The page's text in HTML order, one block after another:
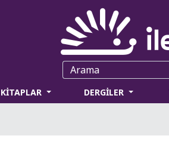
KİTAPLAR DERGİLER